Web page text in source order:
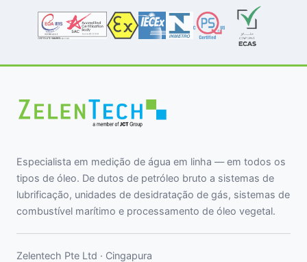
Especialista em medição de água em linha — em todos os
tipos de óleo. De dutos de petróleo bruto a sistemas de
lubrificação, unidades de desidratação de gás, sistemas de
combustível marítimo e processamento de óleo vegetal.
Zelentech Pte Ltd · Cingapura